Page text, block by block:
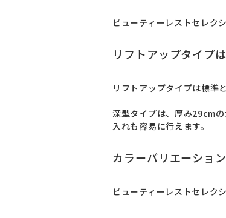
ビューティーレストセレク
リフトアップタイプ
リフトアップタイプは標準
深型タイプは、厚み29cm
入れも容易に行えます。
カラーバリエーショ
ビューティーレストセレク